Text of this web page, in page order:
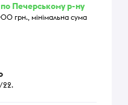
Печерському р-ну
грн., мінімальна сума
22.